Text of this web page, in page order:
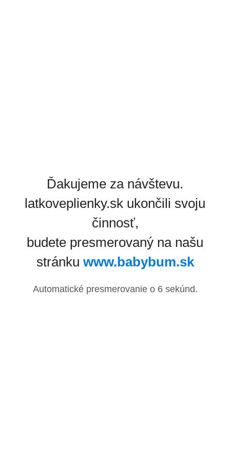
Ďakujeme za návštevu.
latkoveplienky.sk ukončili svoju
činnosť,
budete presmerovaný na našu
stránku www.babybum.sk
Automatické presmerovanie o 6sekúnd.